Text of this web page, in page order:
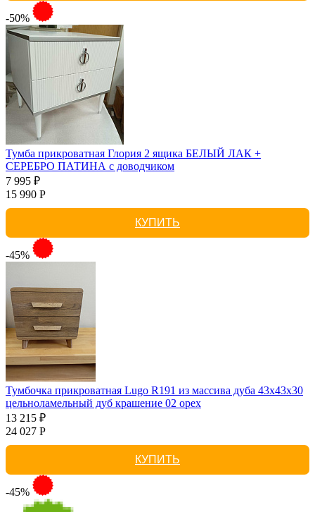
-50%
Тумба прикроватная Глория 2 ящика БЕЛЫЙ ЛАК +
СЕРЕБРО ПАТИНА с доводчиком
7 995 ₽
15 990 Р
КУПИТЬ
-45%
Тумбочка прикроватная Lugo R191 из массива дуба 43х43х30
цельноламельный дуб крашение 02 орех
13 215 ₽
24 027 Р
КУПИТЬ
-45%